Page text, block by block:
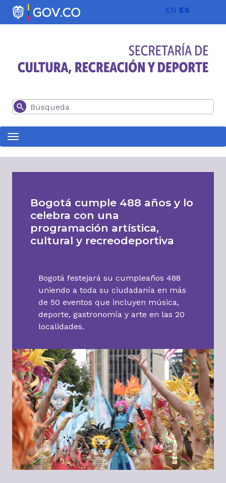
Pasar al contenido principal EN ES
Buscar
Bogotá cumple 488 años y lo
celebra con una
programación artística,
cultural y recreodeportiva
Bogotá festejará su cumpleaños 488
uniendo a toda su ciudadanía en más
de 50 eventos que incluyen música,
deporte, gastronomía y arte en las 20
localidades.